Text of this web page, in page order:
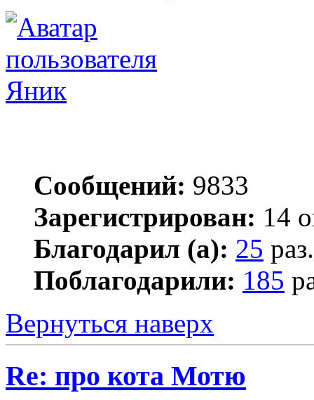
Яник
Сообщений: 9833
Зарегистрирован: 14
Благодарил (а): 25 раз.
Поблагодарили: 185
Вернуться наверх
Re: про кота Мотю